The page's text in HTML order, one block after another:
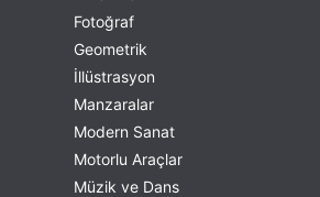
Fotoğraf
Geometrik
İllüstrasyon
Manzaralar
Modern Sanat
Motorlu Araçlar
Müzik ve Dans